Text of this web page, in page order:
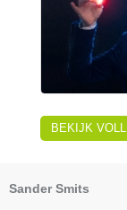
BEKIJK
Sander Smits